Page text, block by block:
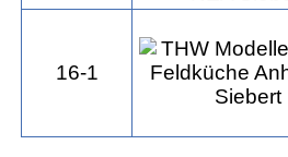
16-1